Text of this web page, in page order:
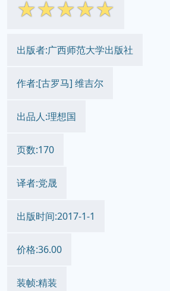
☆☆☆☆☆
出版者:广西师范大学出版社
作者:[古罗马] 维吉尔
出品人:理想国
页数:170
译者:党晟
出版时间:2017-1-1
价格:36.00
装帧:精装